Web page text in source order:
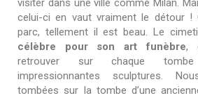
visiter dans une ville comme Milan.
celui-ci en vaut vraiment le détour !
parc, tellement il est beau. Le
célèbre pour son art funèbre,
retrouver sur chaque
impressionnantes sculptures.
tombées sur la tombe d’une